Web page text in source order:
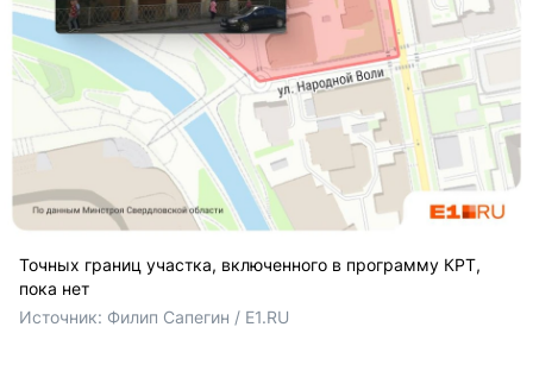
Точных границ участка, включенного в программу КРТ,
пока нет
Источник: Филип Сапегин / E1.RU